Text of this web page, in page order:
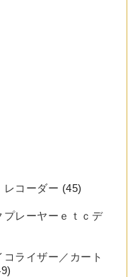
レコーダー (45)
プレーヤーｅｔｃデ
ライザー／カート